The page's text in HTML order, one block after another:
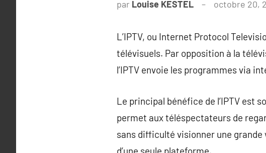
par Louise KESTEL octobre 20,
L’IPTV, ou Internet Protocol
télévisuels. Par opposition à la
l’IPTV envoie les programmes via
Le principal bénéfice de l’IPTV est
permet aux téléspectateurs de
sans difficulté visionner une
d’une seule plateforme.